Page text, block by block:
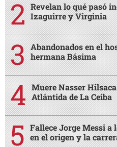
Revelan lo qué pasó
Izaguirre y Virginia
Abandonados en el
hermana Básima
Muere Nasser
Atlántida de La Ceiba
Fallece Jorge Messi a
en el origen y la